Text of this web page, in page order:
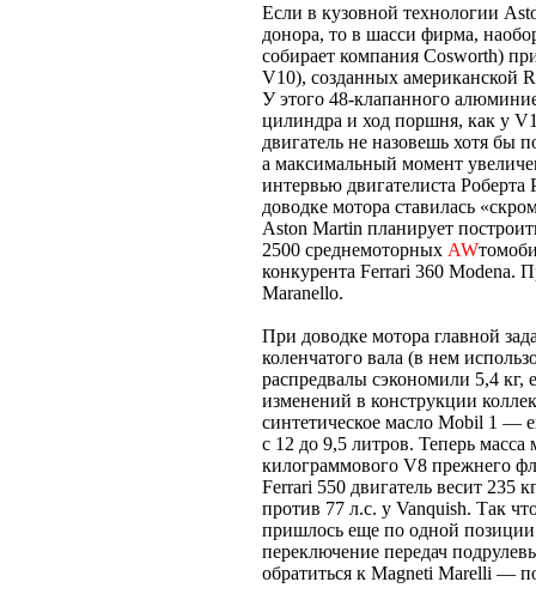
Если в кузовной технологии
донора, то в шасси фирма,
собирает компания Cosworth)
V10), созданных американской
У этого 48-клапанного
цилиндра и ход поршня, как у
двигатель не назовешь хотя бы
а максимальный момент
интервью двигателиста
доводке мотора ставилась
Aston Martin планирует
2500 среднемоторных AW
конкурента Ferrari 360 Modena.
Maranello.
При доводке мотора главной
коленчатого вала (в нем
распредвалы сэкономили 5,4 кг,
изменений в конструкции
синтетическое масло Mobil 1 —
с 12 до 9,5 литров. Теперь масса
килограммового V8 прежнего
Ferrari 550 двигатель весит 235
против 77 л.с. у Vanquish. Так
пришлось еще по одной
переключение передач
обратиться к Magneti Marelli —